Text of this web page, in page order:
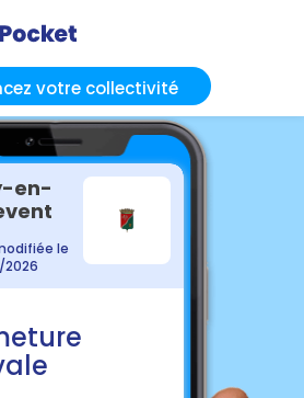
votre collectivité
en-
le
2026